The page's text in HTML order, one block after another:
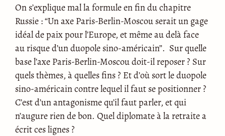
On s’explique mal la formule en fin du chapitre
Russie : “Un axe Paris-Berlin-Moscou serait un gage
idéal de paix pour l’Europe, et même au delà face
au risque d’un duopole sino-américain”. Sur quelle
base l’axe Paris-Berlin-Moscou doit-il reposer ? Sur
quels thèmes, à quelles fins ? Et d’où sort le duopole
sino-américain contre lequel il faut se positionner ?
C’est d’un antagonisme qu’il faut parler, et qui
n’augure rien de bon. Quel diplomate à la retraite a
écrit ces lignes ?